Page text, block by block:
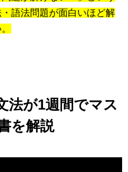
語法問題が面白いほど解
法が1週間でマス
を解説